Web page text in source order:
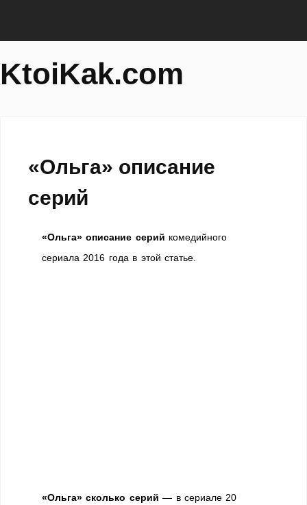
KtoiKak.com
«Ольга» описание
серий
«Ольга» описание серий комедийного
сериала 2016 года в этой статье.
«Ольга» сколько серий— в сериале 20